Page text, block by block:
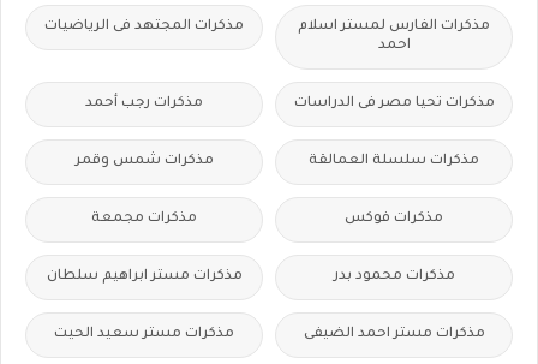
مذكرات الفارس لمستر اسلام
احمد
مذكرات المجتهد فى الرياضيات
مذكرات تحيا مصر فى الدراسات مذكرات رجب أحمد
مذكرات سلسلة العمالقة مذكرات شمس وقمر
مذكرات فوكس مذكرات مجمعة
مذكرات محمود بدر مذكرات مستر ابراهيم سلطان
مذكرات مستر احمد الضيفى مذكرات مستر سعيد الحيت